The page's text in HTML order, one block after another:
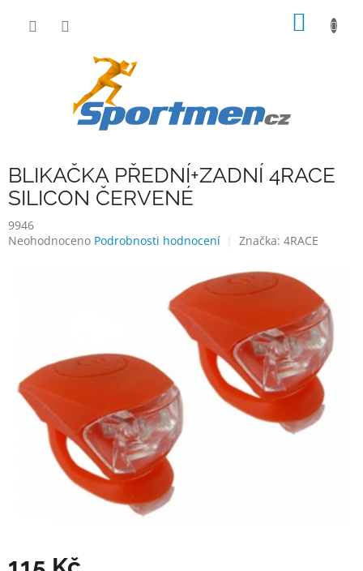
BLIKAČKA PŘEDNÍ+ZADNÍ 4RACE
SILICON ČERVENÉ
9946
Průměrné
Neohodnoceno Podrobnosti hodnocení Značka: 4RACE